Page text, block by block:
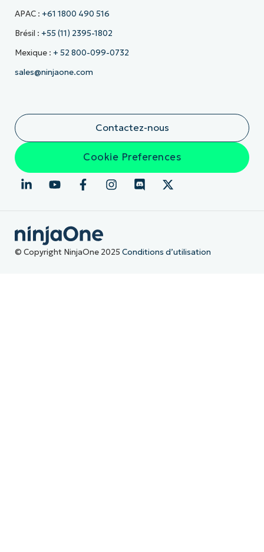
APAC : +61 1800 490 516
Brésil : +55 (11) 2395-1802
Mexique : + 52 800-099-0732
sales@ninjaone.com
Contactez-nous
Cookie Preferences
© Copyright NinjaOne 2025 Conditions d’utilisation